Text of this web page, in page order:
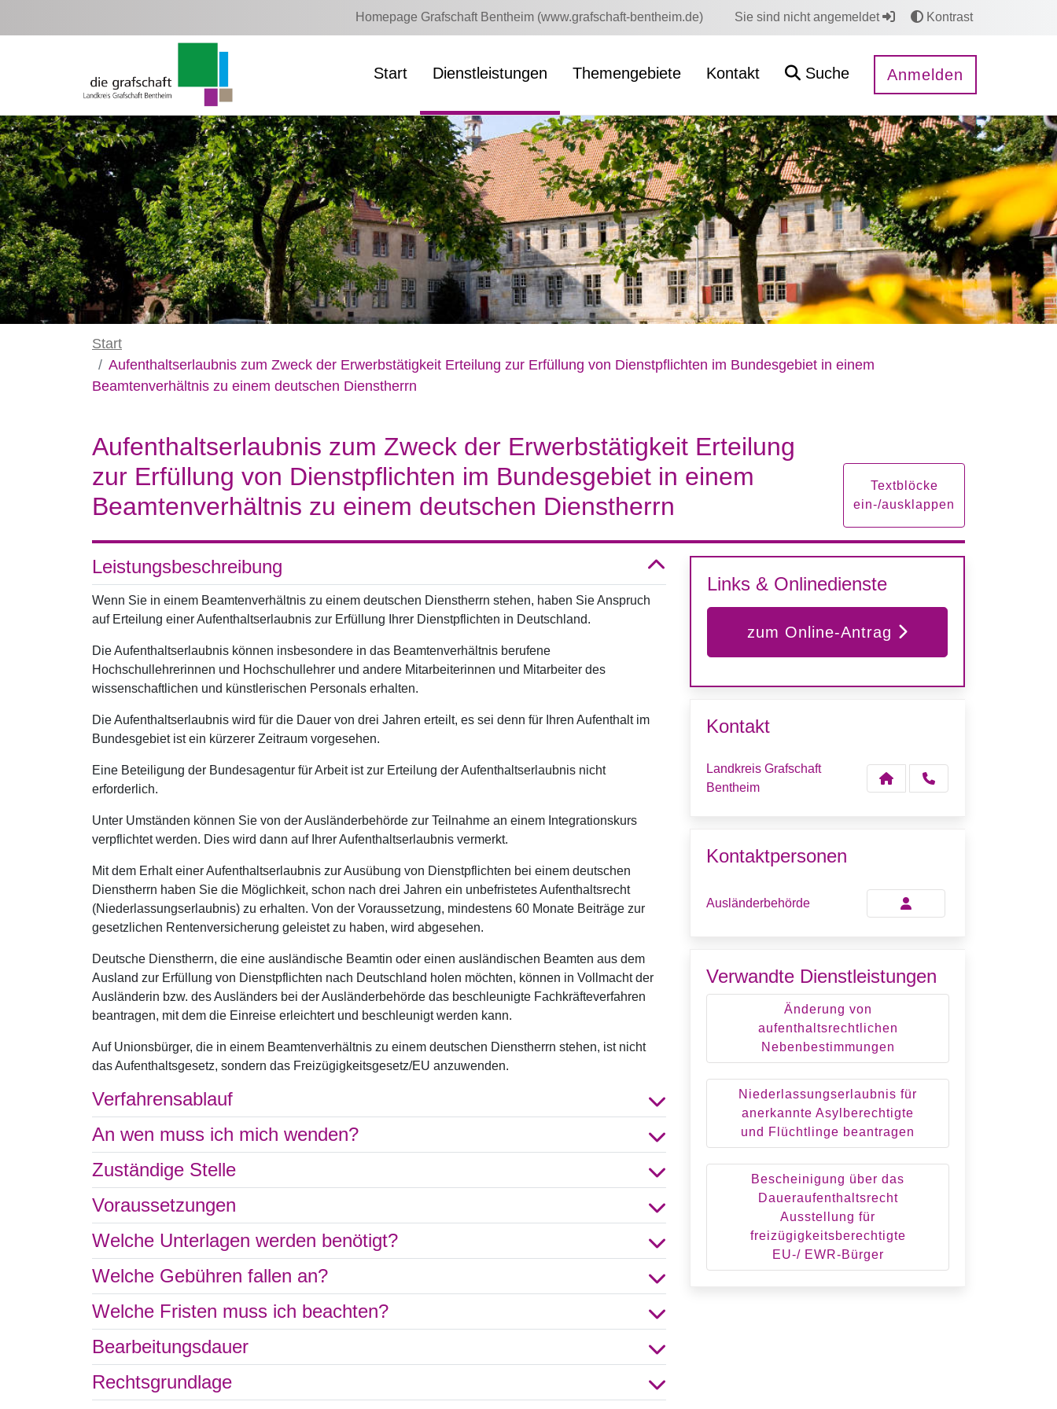
Homepage Grafschaft Bentheim (www.grafschaft-bentheim.de) Sie sind nicht angemeldet Kontrast
Start Dienstleistungen Themengebiete Kontakt Suche Anmelden
Start
Aufenthaltserlaubnis zum Zweck der Erwerbstätigkeit Erteilung zur Erfüllung von Dienstpflichten im Bundesgebiet in einem
Beamtenverhältnis zu einem deutschen Dienstherrn
Aufenthaltserlaubnis zum Zweck der Erwerbstätigkeit Erteilung
zur Erfüllung von Dienstpflichten im Bundesgebiet in einem
Beamtenverhältnis zu einem deutschen Dienstherrn
Textblöcke
ein-/ausklappen
Leistungsbeschreibung
Wenn Sie in einem Beamtenverhältnis zu einem deutschen Dienstherrn stehen, haben Sie Anspruch
auf Erteilung einer Aufenthaltserlaubnis zur Erfüllung Ihrer Dienstpflichten in Deutschland.
Die Aufenthaltserlaubnis können insbesondere in das Beamtenverhältnis berufene
Hochschullehrerinnen und Hochschullehrer und andere Mitarbeiterinnen und Mitarbeiter des
wissenschaftlichen und künstlerischen Personals erhalten.
Die Aufenthaltserlaubnis wird für die Dauer von drei Jahren erteilt, es sei denn für Ihren Aufenthalt im
Bundesgebiet ist ein kürzerer Zeitraum vorgesehen.
Eine Beteiligung der Bundesagentur für Arbeit ist zur Erteilung der Aufenthaltserlaubnis nicht
erforderlich.
Unter Umständen können Sie von der Ausländerbehörde zur Teilnahme an einem Integrationskurs
verpflichtet werden. Dies wird dann auf Ihrer Aufenthaltserlaubnis vermerkt.
Mit dem Erhalt einer Aufenthaltserlaubnis zur Ausübung von Dienstpflichten bei einem deutschen
Dienstherrn haben Sie die Möglichkeit, schon nach drei Jahren ein unbefristetes Aufenthaltsrecht
(Niederlassungserlaubnis) zu erhalten. Von der Voraussetzung, mindestens 60 Monate Beiträge zur
gesetzlichen Rentenversicherung geleistet zu haben, wird abgesehen.
Deutsche Dienstherrn, die eine ausländische Beamtin oder einen ausländischen Beamten aus dem
Ausland zur Erfüllung von Dienstpflichten nach Deutschland holen möchten, können in Vollmacht der
Ausländerin bzw. des Ausländers bei der Ausländerbehörde das beschleunigte Fachkräfteverfahren
beantragen, mit dem die Einreise erleichtert und beschleunigt werden kann.
Auf Unionsbürger, die in einem Beamtenverhältnis zu einem deutschen Dienstherrn stehen, ist nicht
das Aufenthaltsgesetz, sondern das Freizügigkeitsgesetz/EU anzuwenden.
Verfahrensablauf
An wen muss ich mich wenden?
Zuständige Stelle
Voraussetzungen
Welche Unterlagen werden benötigt?
Welche Gebühren fallen an?
Welche Fristen muss ich beachten?
Bearbeitungsdauer
Rechtsgrundlage
Links & Onlinedienste
zum Online-Antrag
Kontakt
Landkreis Grafschaft
Bentheim
Kontaktpersonen
Ausländerbehörde
Verwandte Dienstleistungen
Änderung von
aufenthaltsrechtlichen
Nebenbestimmungen
Niederlassungserlaubnis für
anerkannte Asylberechtigte
und Flüchtlinge beantragen
Bescheinigung über das
Daueraufenthaltsrecht
Ausstellung für
freizügigkeitsberechtigte
EU-/ EWR-Bürger